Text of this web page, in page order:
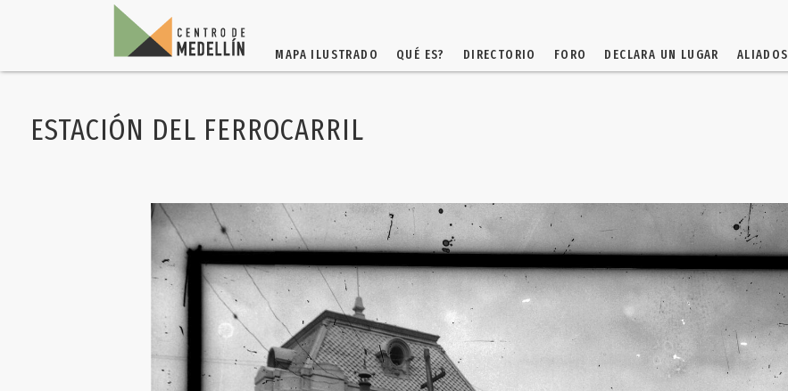
MAPA ILUSTRADO QUÉ ES? DIRECTORIO FORO DECLARA UN LUGAR ALIADOS
ESTACIÓN DEL FERROCARRIL